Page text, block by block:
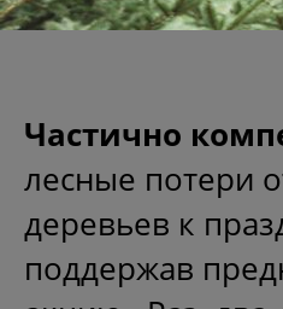
Частично
лесные потери
деревьев к
поддержав